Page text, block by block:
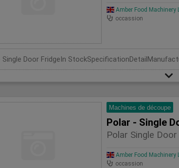
Amber Food Machinery
occassion
Machines de découpe
Polar - Single
Polar Single
Amber Food Machinery
occassion